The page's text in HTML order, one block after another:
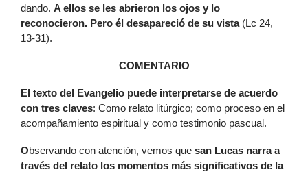
dando. A ellos se les abrieron los ojos y lo
reconocieron. Pero él desapareció de su vista(Lc 24,
13-31).
COMENTARIO
El texto del Evangelio puede interpretarse de acuerdo
con tres claves: Como relato litúrgico; como proceso en el
acompañamiento espiritual y como testimonio pascual.
Observando con atención, vemos que san Lucas narra a
través del relato los momentos más significativos de la